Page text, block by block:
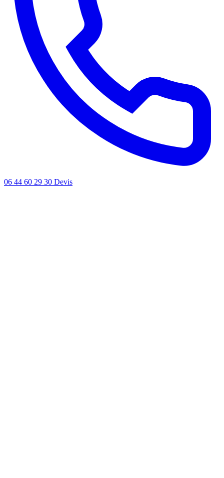
06 44 60 29 30 Devis